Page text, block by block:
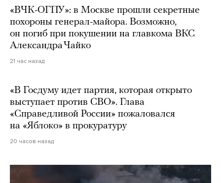
«ВЧК-ОГПУ»: в Москве прошли секретные
похороны генерал-майора. Возможно,
он погиб при покушении на главкома ВКС
Александра Чайко
21 час назад
«В Госдуму идет партия, которая открыто
выступает против СВО». Глава
«Справедливой России» пожаловался
на «Яблоко» в прокуратуру
20 часов назад